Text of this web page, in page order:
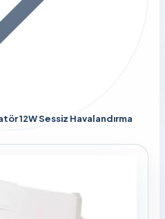
12W Sessiz Havalandırma